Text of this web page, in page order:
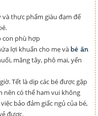
thực phẩm giàu đạm để
con phù hợp
lợi khuẩn cho mẹ và bé ăn
măng tây, phô mai, yến
Tết là dịp các bé được gặp
nên có thể ham vui không
bảo đảm giấc ngủ của bé,
được.